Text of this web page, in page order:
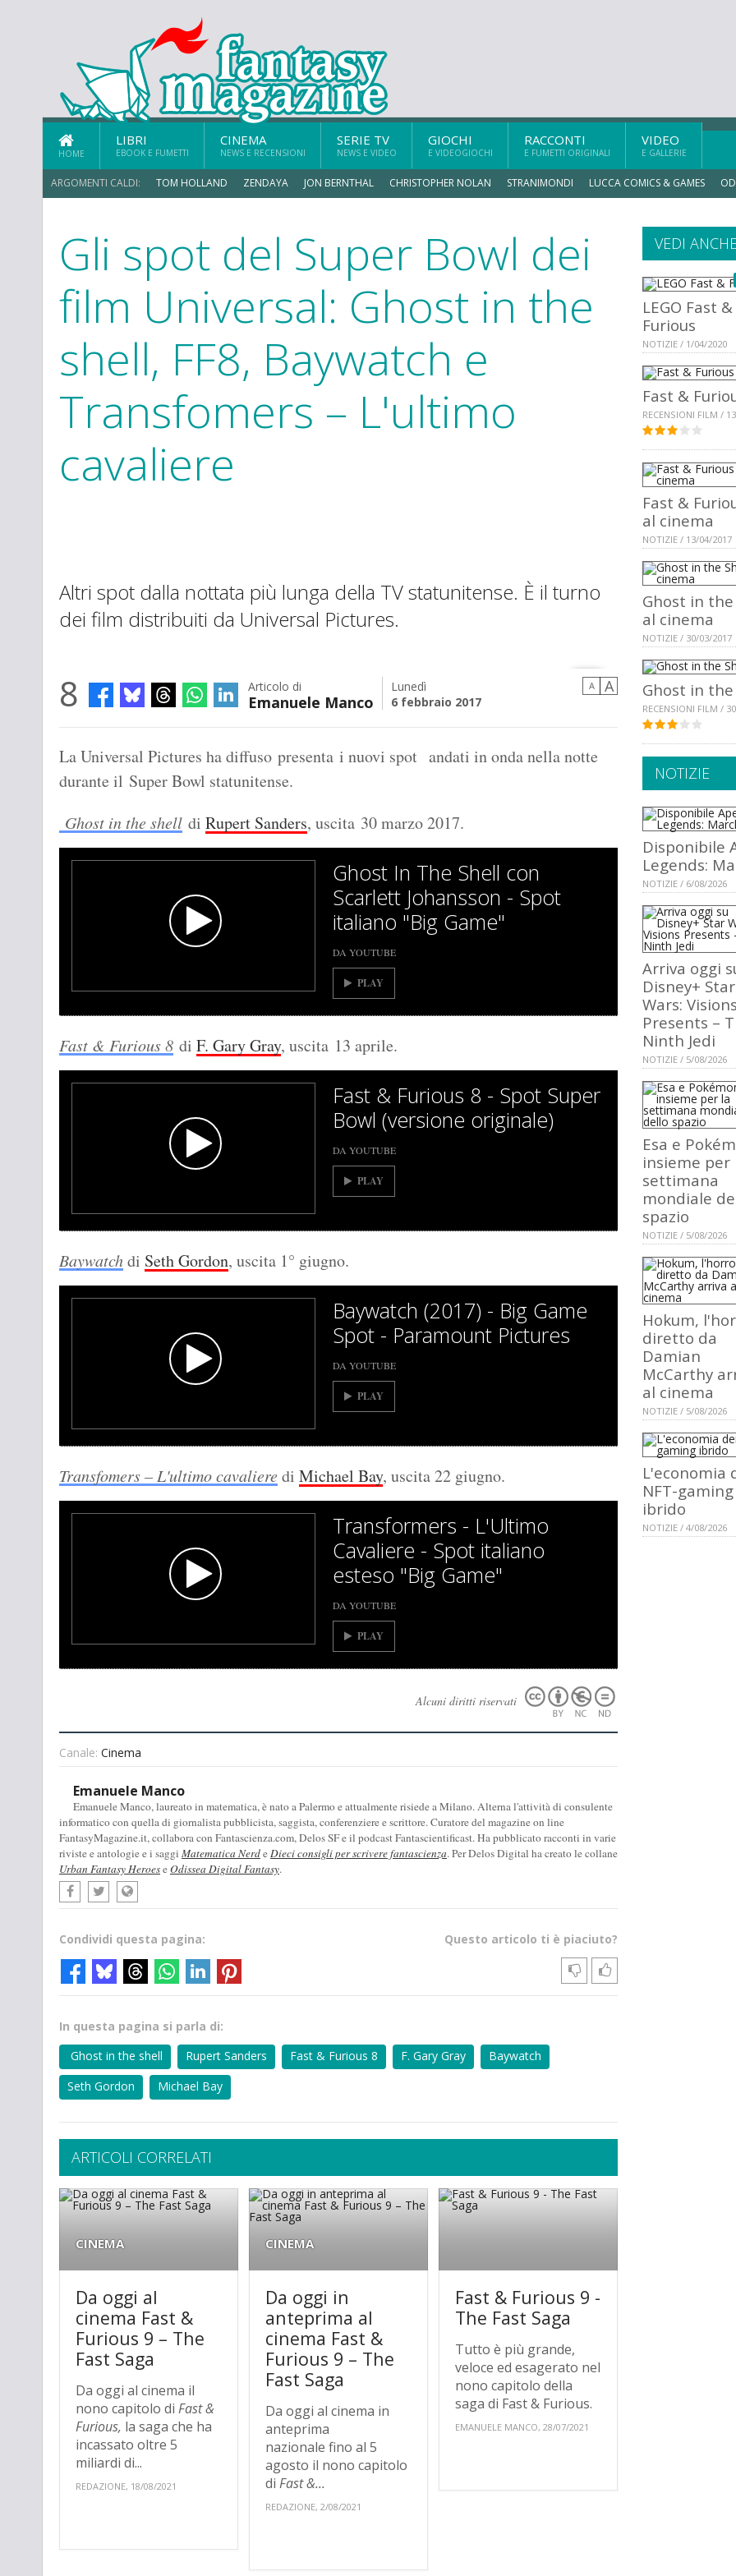
HOME
LIBRI
EBOOK E FUMETTI
CINEMA
NEWS E RECENSIONI
SERIE TV
NEWS E VIDEO
GIOCHI
E VIDEOGIOCHI
RACCONTI
E FUMETTI ORIGINALI
VIDEO
E GALLERIE
ARGOMENTI CALDI: TOM HOLLAND ZENDAYA JON BERNTHAL CHRISTOPHER NOLAN STRANIMONDI LUCCA COMICS & GAMES
Gli spot del Super Bowl dei
film Universal: Ghost in the
shell, FF8, Baywatch e
Transfomers – L'ultimo
cavaliere
Altri spot dalla nottata più lunga della TV statunitense. È il turno
dei film distribuiti da Universal Pictures.
8 Articolo di
Emanuele Manco
Lunedì
6 febbraio 2017
A A
La Universal Pictures ha diffuso presenta i nuovi spot andati in onda nella notte
durante il Super Bowl statunitense.
Ghost in the shell di Rupert Sanders, uscita 30 marzo 2017.
Ghost In The Shell con
Scarlett Johansson - Spot
italiano "Big Game"
DA YOUTUBE
PLAY
Fast & Furious 8 di F. Gary Gray, uscita 13 aprile.
Fast & Furious 8 - Spot Super
Bowl (versione originale)
DA YOUTUBE
PLAY
Baywatchdi Seth Gordon, uscita 1° giugno.
Baywatch (2017) - Big Game
Spot - Paramount Pictures
DA YOUTUBE
PLAY
Transfomers – L'ultimo cavaliere di Michael Bay, uscita 22 giugno.
Transformers - L'Ultimo
Cavaliere - Spot italiano
esteso "Big Game"
DA YOUTUBE
PLAY
Alcuni diritti riservati
Canale: Cinema
Emanuele Manco
Emanuele Manco, laureato in matematica, è nato a Palermo e attualmente risiede a Milano. Alterna l'attività di consulente
informatico con quella di giornalista pubblicista, saggista, conferenziere e scrittore. Curatore del magazine on line
FantasyMagazine.it, collabora con Fantascienza.com, Delos SF e il podcast Fantascientificast. Ha pubblicato racconti in varie
riviste e antologie e i saggi Matematica NerdeDieci consigli per scrivere fantascienza. Per Delos Digital ha creato le collane
Urban Fantasy HeroeseOdissea Digital Fantasy.
Questo articolo ti è piaciuto?
Condividi questa pagina:
In questa pagina si parla di:
Ghost in the shell
Rupert Sanders Fast & Furious 8 F. Gary Gray
Baywatch
Seth Gordon
Michael Bay
ARTICOLI CORRELATI
CINEMA
Da oggi al
cinema Fast &
Furious 9 – The
Fast Saga
Da oggi al cinema il
nono capitolo di Fast &
Furious, la saga che ha
incassato oltre 5
miliardi di...
REDAZIONE, 18/08/2021
CINEMA
Da oggi in
anteprima al
cinema Fast &
Furious 9 – The
Fast Saga
Da oggi al cinema in
anteprima
nazionale fino al 5
agosto il nono capitolo
diFast &...
REDAZIONE, 2/08/2021
Fast & Furious 9 -
The Fast Saga
Tutto è più grande,
veloce ed esagerato nel
nono capitolo della
saga di Fast & Furious.
EMANUELE MANCO, 28/07/2021
VEDI
LEGO Fast &
Furious
NOTIZIE / 1/04/2020
Fast &
RECENSIONI FILM /
Fast &
al cinema
NOTIZIE / 13/04/2017
Ghost in
al cinema
NOTIZIE / 30/03/2017
Ghost in
RECENSIONI FILM /
NOTIZIE
Disponibile
Legends:
NOTIZIE / 6/08/2026
Arriva oggi
Disney+ Star
Wars:
Presents –
Ninth Jedi
NOTIZIE / 5/08/2026
Esa e
insieme per
settimana
mondiale
spazio
NOTIZIE / 5/08/2026
Hokum,
diretto da
Damian
McCarthy
al cinema
NOTIZIE / 5/08/2026
L'economia
NFT-gaming
ibrido
NOTIZIE / 4/08/2026